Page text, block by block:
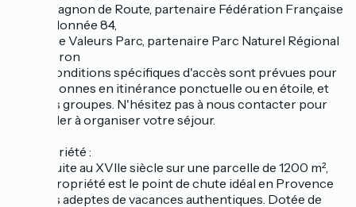
- Compagnon de Route, partenaire Fédération Française
de Randonnée 84,
- Marque Valeurs Parc, partenaire Parc Naturel Régional
du Luberon
- Des conditions spécifiques d'accès sont prévues pour
les personnes en itinérance ponctuelle ou en étoile, et
pour les groupes. N'hésitez pas à nous contacter pour
vous aider à organiser votre séjour.
La propriété :
Construite au XVIIe siècle sur une parcelle de 1200 m²,
notre propriété est le point de chute idéal en Provence
pour les adeptes de vacances authentiques. Dotée de